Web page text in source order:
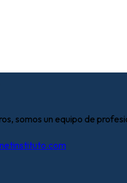
somos un equipo de